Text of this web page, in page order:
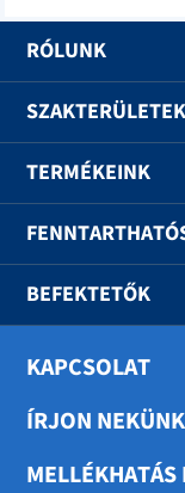
RÓLUNK
SZAKTERÜLETEK
TERMÉKEINK
BEFEKTETŐK
KAPCSOLAT
ÍRJON NEKÜNK